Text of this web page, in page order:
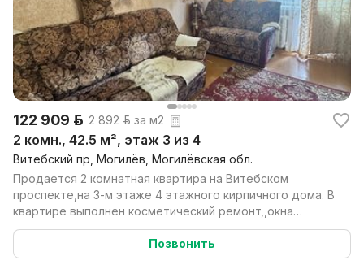
122 909 р. 2 892 р. за м2
2 комн., 42.5 м², этаж 3 из 4
Витебский пр, Могилёв, Могилёвская обл.
Продается 2 комнатная квартира на Витебском
проспекте,на 3-м этаже 4 этажного кирпичного дома. В
квартире выполнен косметический ремонт,,окна
деревянн...
Позвонить